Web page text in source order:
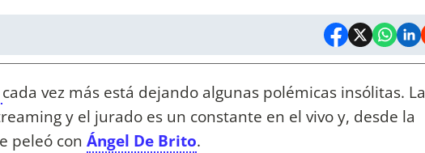
cada vez más está dejando algunas polémicas insólitas. La
y el jurado es un constante en el vivo y, desde la
peleó con Ángel De Brito.